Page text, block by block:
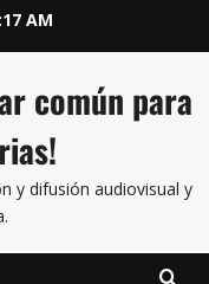
AM
común para
y difusión audiovisual y